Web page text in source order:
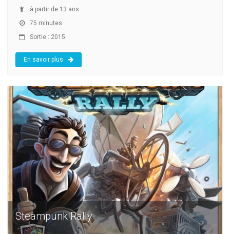
à partir de 13 ans
75 minutes
Sortie : 2015
En savoir plus
Steampunk Rally